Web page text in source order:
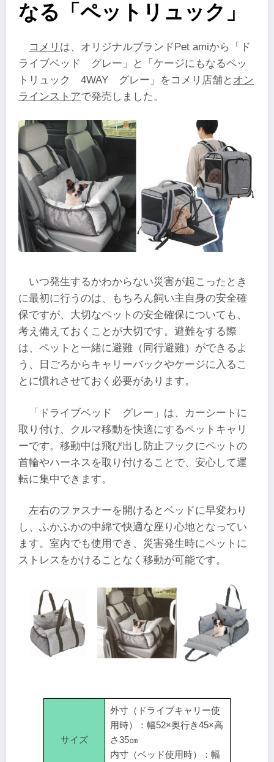
なる「ペットリュック」
コメリ は、オリジナルブランドPet amiから「ド
ライブベッド グレー」と「ケージにもなるペッ
トリュック 4WAY グレー」をコメリ店舗と オン
ラインストアで発売しました。
いつ発生するかわからない災害が起こったとき
に最初に行うのは、もちろん飼い主自身の安全確
保ですが、大切なペットの安全確保についても、
考え備えておくことが大切です。避難をする際
は、ペットと一緒に避難（同行避難）ができるよ
う、日ごろからキャリーバックやケージに入るこ
とに慣れさせておく必要があります。
「ドライブベッド グレー」は、カーシートに
取り付け、クルマ移動を快適にするペットキャリ
ーです。移動中は飛び出し防止フックにペットの
首輪やハーネスを取り付けることで、安心して運
転に集中できます。
左右のファスナーを開けるとベッドに早変わり
し、ふかふかの中綿で快適な座り心地となってい
ます。室内でも使用でき、災害発生時にペットに
ストレスをかけることなく移動が可能です。
サイズ
外寸（ドライブキャリー使
用時）：幅52×奥行き45×高
さ35㎝
内寸（ベッド使用時）：幅